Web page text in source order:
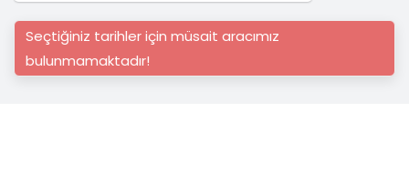
Seçtiğiniz tarihler için müsait aracımız
bulunmamaktadır!